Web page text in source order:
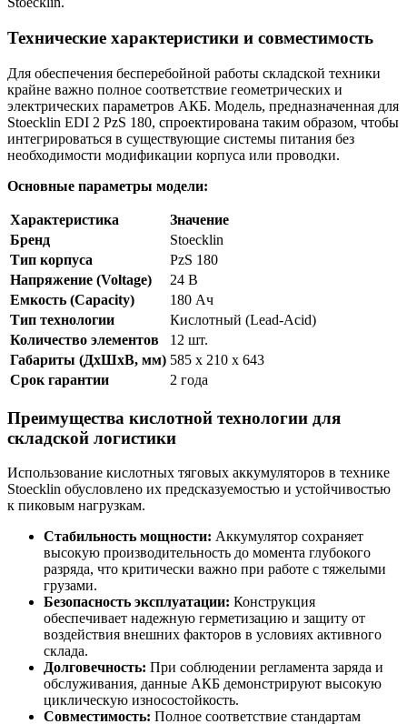
Технические характеристики и совместимость
Для обеспечения бесперебойной работы складской техники
крайне важно полное соответствие геометрических и
электрических параметров АКБ. Модель, предназначенная для
Stoecklin EDI 2 PzS 180, спроектирована таким образом, чтобы
интегрироваться в существующие системы питания без
необходимости модификации корпуса или проводки.
Основные параметры модели:
Характеристика
Значение
Бренд
Stoecklin
Тип корпуса
PzS 180
Напряжение (Voltage)
24 В
Емкость (Capacity)
180 Ач
Тип технологии
Кислотный (Lead-Acid)
Количество элементов
12 шт.
Габариты (ДхШхВ, мм) 585 х 210 х 643
Срок гарантии
2 года
Преимущества кислотной технологии для
складской логистики
Использование кислотных тяговых аккумуляторов в технике
Stoecklin обусловлено их предсказуемостью и устойчивостью
к пиковым нагрузкам.
Стабильность мощности: Аккумулятор сохраняет
высокую производительность до момента глубокого
разряда, что критически важно при работе с тяжелыми
грузами.
Безопасность эксплуатации: Конструкция
обеспечивает надежную герметизацию и защиту от
воздействия внешних факторов в условиях активного
склада.
Долговечность: При соблюдении регламента заряда и
обслуживания, данные АКБ демонстрируют высокую
циклическую износостойкость.
Совместимость: Полное соответствие стандартам